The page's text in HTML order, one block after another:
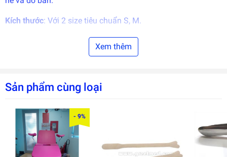
Kích thước: Với 2 size tiêu chuẩn S, M.
: Mỗi sản phẩm/bao bì, thùng 100 cái.
Xem thêm
Sản phẩm cùng loại
- 9%